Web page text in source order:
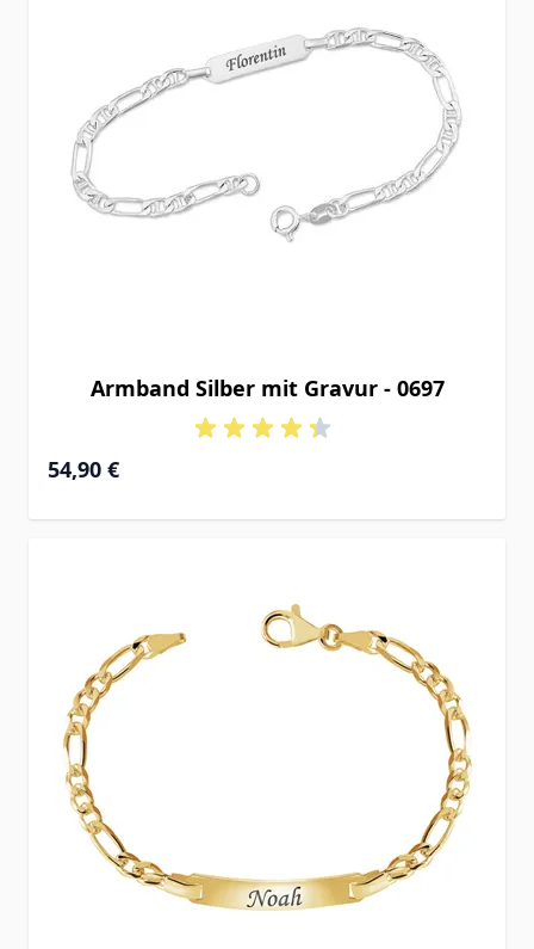
Armband Silber mit Gravur - 0697
Ab
54,90 €